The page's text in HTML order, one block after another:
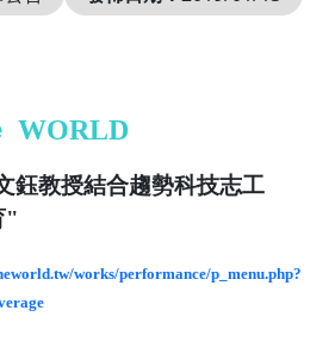
WORLD
鈺教授結合趨勢科技志工
"
works/performance/p_menu.php?